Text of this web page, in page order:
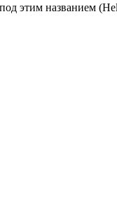
этим названием